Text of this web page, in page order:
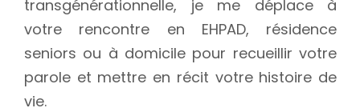
Me Contacter
transgénérationnelle, je me déplace à
votre rencontre en EHPAD, résidence
seniors ou à domicile pour recueillir votre
parole et mettre en récit votre histoire de
vie.